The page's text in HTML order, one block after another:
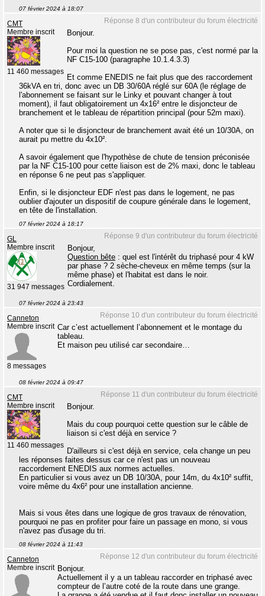
07 février 2024 à 18:07
Réponse 8 d'un contributeur du forum électricité
CMT
Membre inscrit
11 460 messages
Bonjour.
Pour moi la question ne se pose pas, c'est normé par la
NF C15-100 (paragraphe 10.1.4.3.3)
Et comme ENEDIS ne fait plus que des raccordement
36kVA en tri, donc avec un DB 30/60A réglé sur 60A (le réglage de
l'abonnement se faisant sur le Linky et pouvant changer à tout
moment), il faut obligatoirement un 4x16² entre le disjoncteur de
branchement et le tableau de répartition principal (pour 52m maxi).
A noter que si le disjoncteur de branchement avait été un 10/30A, on
aurait pu mettre du 4x10².
A savoir également que l'hypothèse de chute de tension préconisée
par la NF C15-100 pour cette liaison est de 2% maxi, donc le tableau
en réponse 6 ne peut pas s'appliquer.
Enfin, si le disjoncteur EDF n'est pas dans le logement, ne pas
oublier d'ajouter un dispositif de coupure générale dans le logement,
en tête de l'installation.
07 février 2024 à 18:17
Réponse 9 d'un contributeur du forum électricité
GL
Membre inscrit
31 947 messages
Bonjour,
Question bête : quel est l'intérêt du triphasé pour 4 kW
par phase ? 2 sèche-cheveux en même temps (sur la
même phase) et l'habitat est dans le noir.
Cordialement.
07 février 2024 à 23:43
Réponse 10 d'un contributeur du forum électricité
Canneton
Membre inscrit
8 messages
Car c’est actuellement l’abonnement et le montage du
tableau.
Et maison peu utilisé car secondaire…
08 février 2024 à 09:47
Réponse 11 d'un contributeur du forum électricité
CMT
Membre inscrit
11 460 messages
Bonjour.
Mais du coup pourquoi cette question sur le câble de
liaison si c'est déjà en service ?
D'ailleurs si c'est déjà en service, cela change un peu
les réponses faites dessus car ce n'est pas un nouveau
raccordement ENEDIS aux normes actuelles.
En particulier si vous avez un DB 10/30A, pour 14m, du 4x10² suffit,
voire même du 4x6² pour une installation ancienne.
Mais si vous êtes dans une logique de gros travaux de rénovation,
pourquoi ne pas en profiter pour faire un passage en mono, si vous
n'avez pas d'usage du tri.
08 février 2024 à 11:43
Réponse 12 d'un contributeur du forum électricité
Canneton
Membre inscrit Bonjour.
Actuellement il y a un tableau raccorder en triphasé avec
compteur de l’autre coté de la route dans une grange.